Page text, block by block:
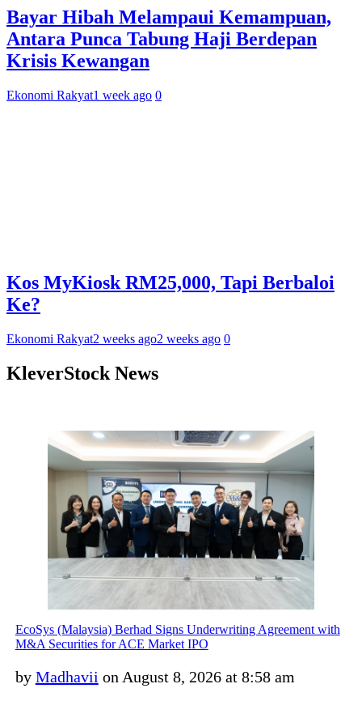
Bayar Hibah Melampaui Kemampuan,
Antara Punca Tabung Haji Berdepan
Krisis Kewangan
Ekonomi Rakyat1 week ago 0
Kos MyKiosk RM25,000, Tapi Berbaloi
Ke?
Ekonomi Rakyat2 weeks ago2 weeks ago 0
KleverStock News
EcoSys (Malaysia) Berhad Signs Underwriting Agreement with
M&A Securities for ACE Market IPO
by Madhavii on August 8, 2026 at 8:58 am